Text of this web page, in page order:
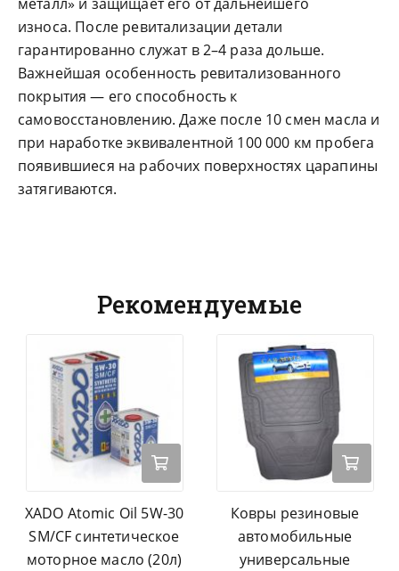
износа. После ревитализации детали
гарантированно служат в 2–4 раза дольше.
Важнейшая особенность ревитализованного
покрытия — его способность к
самовосстановлению. Даже после 10 смен масла и
при наработке эквивалентной 100 000 км пробега
появившиеся на рабочих поверхностях царапины
затягиваются.
Рекомендуемые
XADO Atomic Oil 5W-30
SM/CF синтетическое
моторное масло (20л)
Ковры резиновые
автомобильные
универсальные